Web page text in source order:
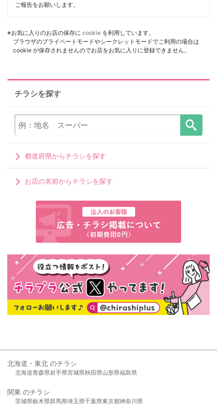
ご報告をお願いします。
※お気に入りのお店の保存に cookie を利用しています。
ブラウザのプライベートモードやシークレットモードでご利用の場合は
cookie が保存されませんのでお店をお気に入りに登録できません。
チラシを探す
都道府県からチラシを探す
お店の名前からチラシを探す
北海道・東北 のチラシ
北海道青森県岩手県宮城県秋田県山形県福島県
関東 のチラシ
茨城県栃木県群馬県埼玉県千葉県東京都神奈川県